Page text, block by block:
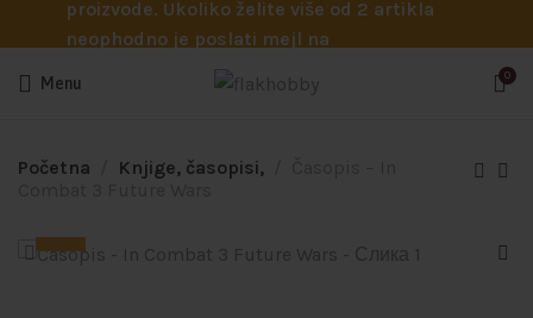
proizvode. Ukoliko želite više od 2 artikla
neophodno je poslati mejl na
potrebna pomoć oko odabira.
Menu 0
Početna Knjige, časopisi,